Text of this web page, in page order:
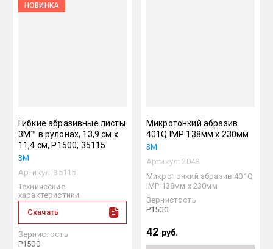
НОВИНКА
Гибкие абразивные листы
3M™ в рулонах, 13,9 см х
11,4 см, P1500, 35115
3М
Артикул: 35115
Технические
характеристики
Скачать
Зернистость
P1500
Микротонкий абразив
401Q IMP 138мм х 230мм
3М
Артикул: 2048
Микротонкий абразив 401Q
IMP 138мм х 230мм
Зернистость
P1500
42 руб.